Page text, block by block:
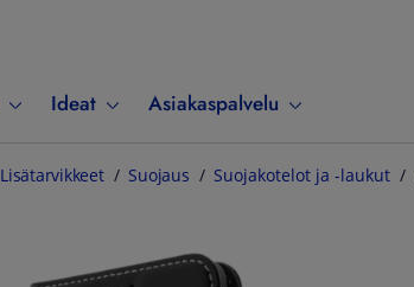
Ideat Asiakaspalvelu
Lisätarvikkeet Suojaus Suojakotelot ja -laukut